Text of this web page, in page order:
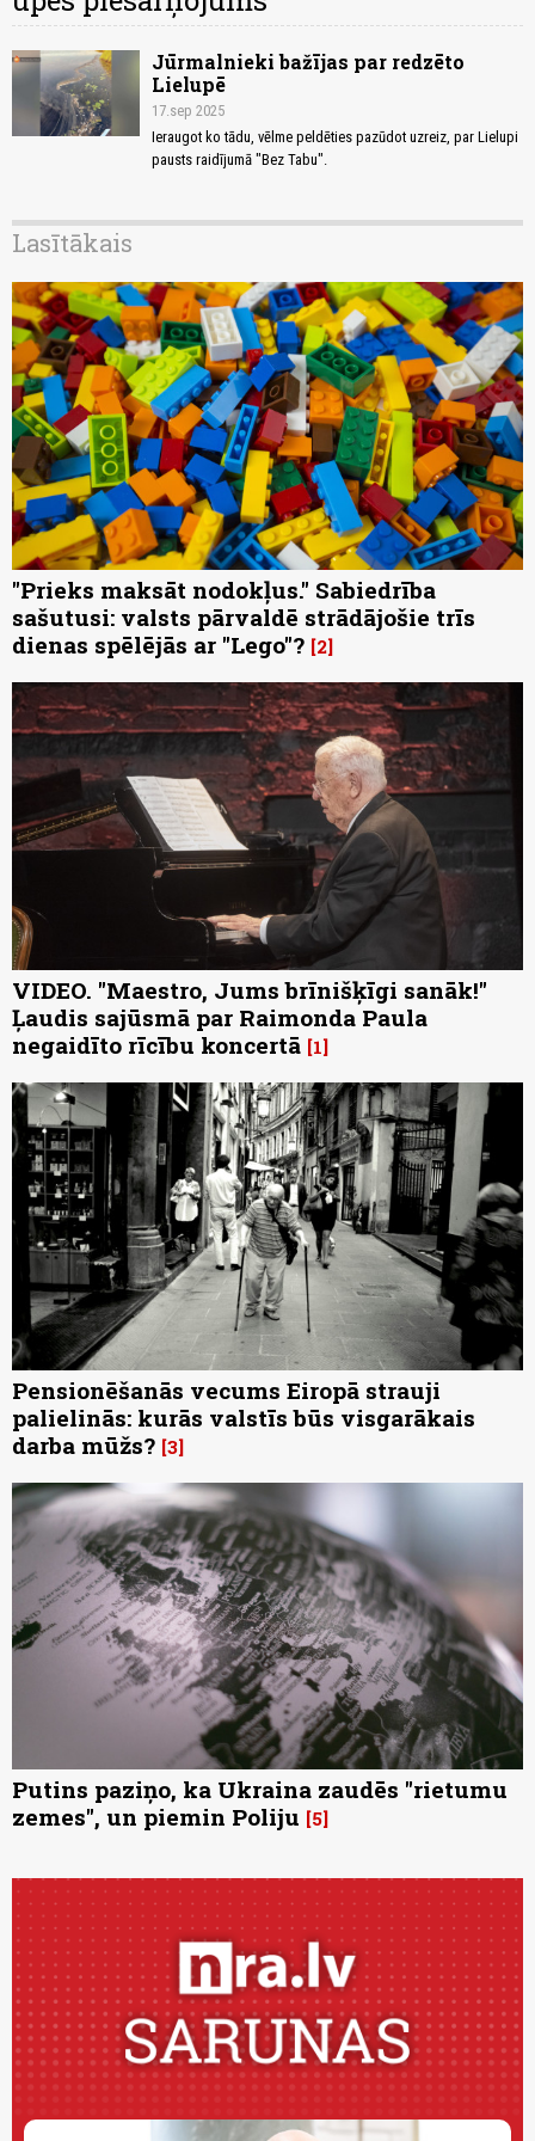
Jūrmalnieki bažījas par redzēto
Lielupē
17.sep 2025
Ieraugot ko tādu, vēlme peldēties pazūdot uzreiz, par Lielupi
pausts raidījumā "Bez Tabu".
Lasītākais
"Prieks maksāt nodokļus." Sabiedrība
sašutusi: valsts pārvaldē strādājošie trīs
dienas spēlējās ar "Lego"? 2
VIDEO. "Maestro, Jums brīnišķīgi sanāk!"
Ļaudis sajūsmā par Raimonda Paula
negaidīto rīcību koncertā 1
Pensionēšanās vecums Eiropā strauji
palielinās: kurās valstīs būs visgarākais
darba mūžs? 3
Putins paziņo, ka Ukraina zaudēs "rietumu
zemes", un piemin Poliju 5